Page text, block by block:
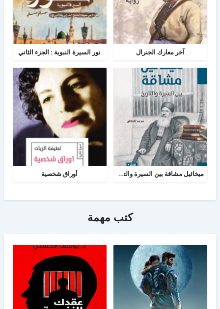
آخر معارك الجنرال نور السيرة النبوية : الجزء الثاني
ميخائيل مشاقة بين السيرة والتاريخ أوراق شخصية
كتب مهمة